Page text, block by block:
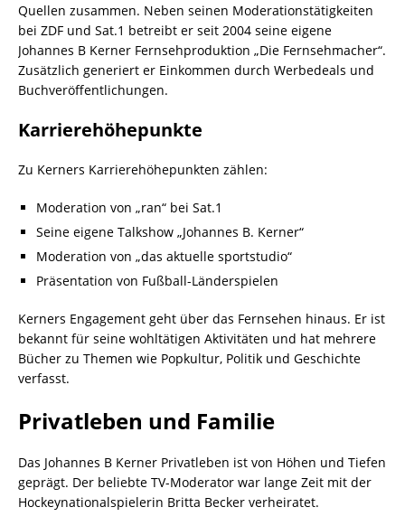
Quellen zusammen. Neben seinen Moderationstätigkeiten
bei ZDF und Sat.1 betreibt er seit 2004 seine eigene
Johannes B Kerner Fernsehproduktion „Die Fernsehmacher“.
Zusätzlich generiert er Einkommen durch Werbedeals und
Buchveröffentlichungen.
Karrierehöhepunkte
Zu Kerners Karrierehöhepunkten zählen:
Moderation von „ran“ bei Sat.1
Seine eigene Talkshow „Johannes B. Kerner“
Moderation von „das aktuelle sportstudio“
Präsentation von Fußball-Länderspielen
Kerners Engagement geht über das Fernsehen hinaus. Er ist
bekannt für seine wohltätigen Aktivitäten und hat mehrere
Bücher zu Themen wie Popkultur, Politik und Geschichte
verfasst.
Privatleben und Familie
Das Johannes B Kerner Privatleben ist von Höhen und Tiefen
geprägt. Der beliebte TV-Moderator war lange Zeit mit der
Hockeynationalspielerin Britta Becker verheiratet.